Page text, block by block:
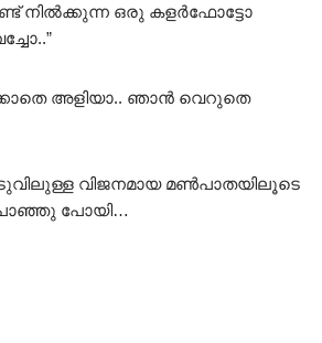
നിൽക്കുന്ന ഒരു കളർഫോട്ടോ
അളിയാ.. ഞാൻ വെറുതെ
വിജനമായ മൺപാതയിലൂടെ
പോയി…